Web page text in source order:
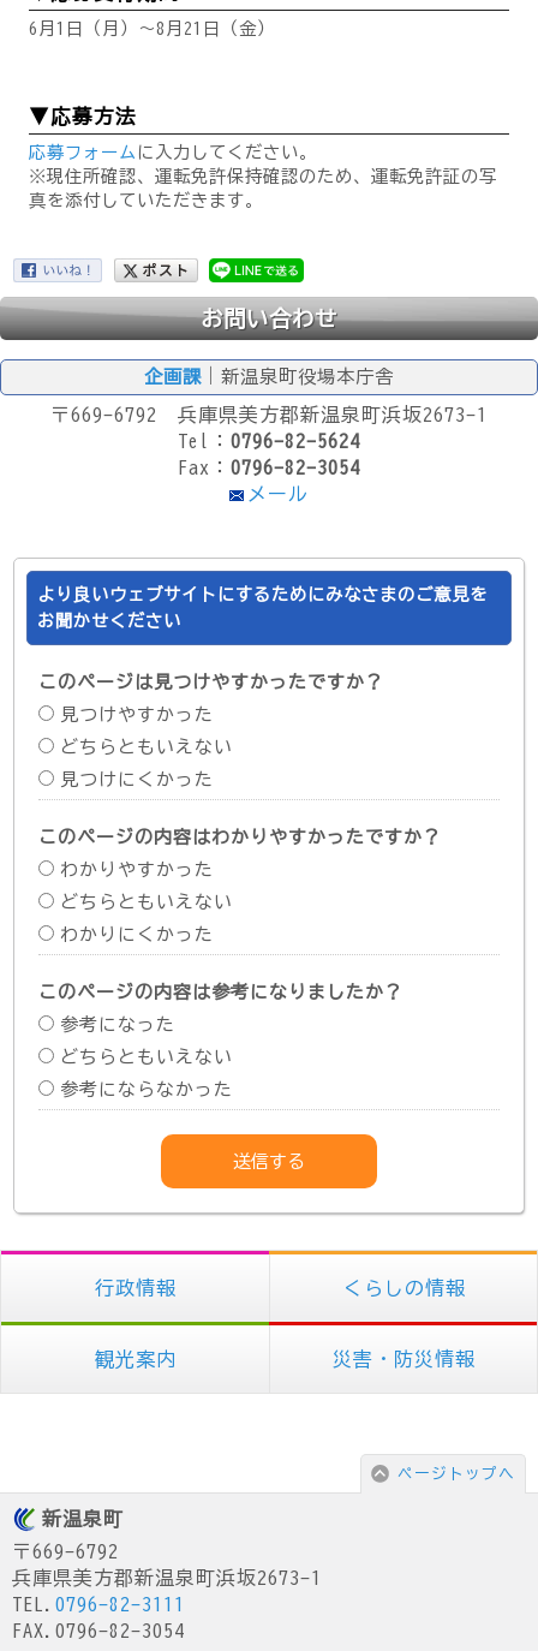
6月1日（月）～8月21日（金）
▼応募方法
応募フォーム に入力してください。
※現住所確認、運転免許保持確認のため、運転免許証の写
真を添付していただきます。
お問い合わせ
企画課 ｜新温泉町役場本庁舎
〒669-6792 兵庫県美方郡新温泉町浜坂2673-1
Tel： 0796-82-5624
Fax： 0796-82-3054
メール
より良いウェブサイトにするためにみなさまのご意見を
お聞かせください
このページは見つけやすかったですか？
見つけやすかった
どちらともいえない
見つけにくかった
このページの内容はわかりやすかったですか？
わかりやすかった
どちらともいえない
わかりにくかった
このページの内容は参考になりましたか？
参考になった
どちらともいえない
参考にならなかった
行政情報 くらしの情報
観光案内 災害・防災情報
ページトップへ
新温泉町
〒669-6792
兵庫県美方郡新温泉町浜坂2673-1
TEL. 0796-82-3111
FAX.0796-82-3054